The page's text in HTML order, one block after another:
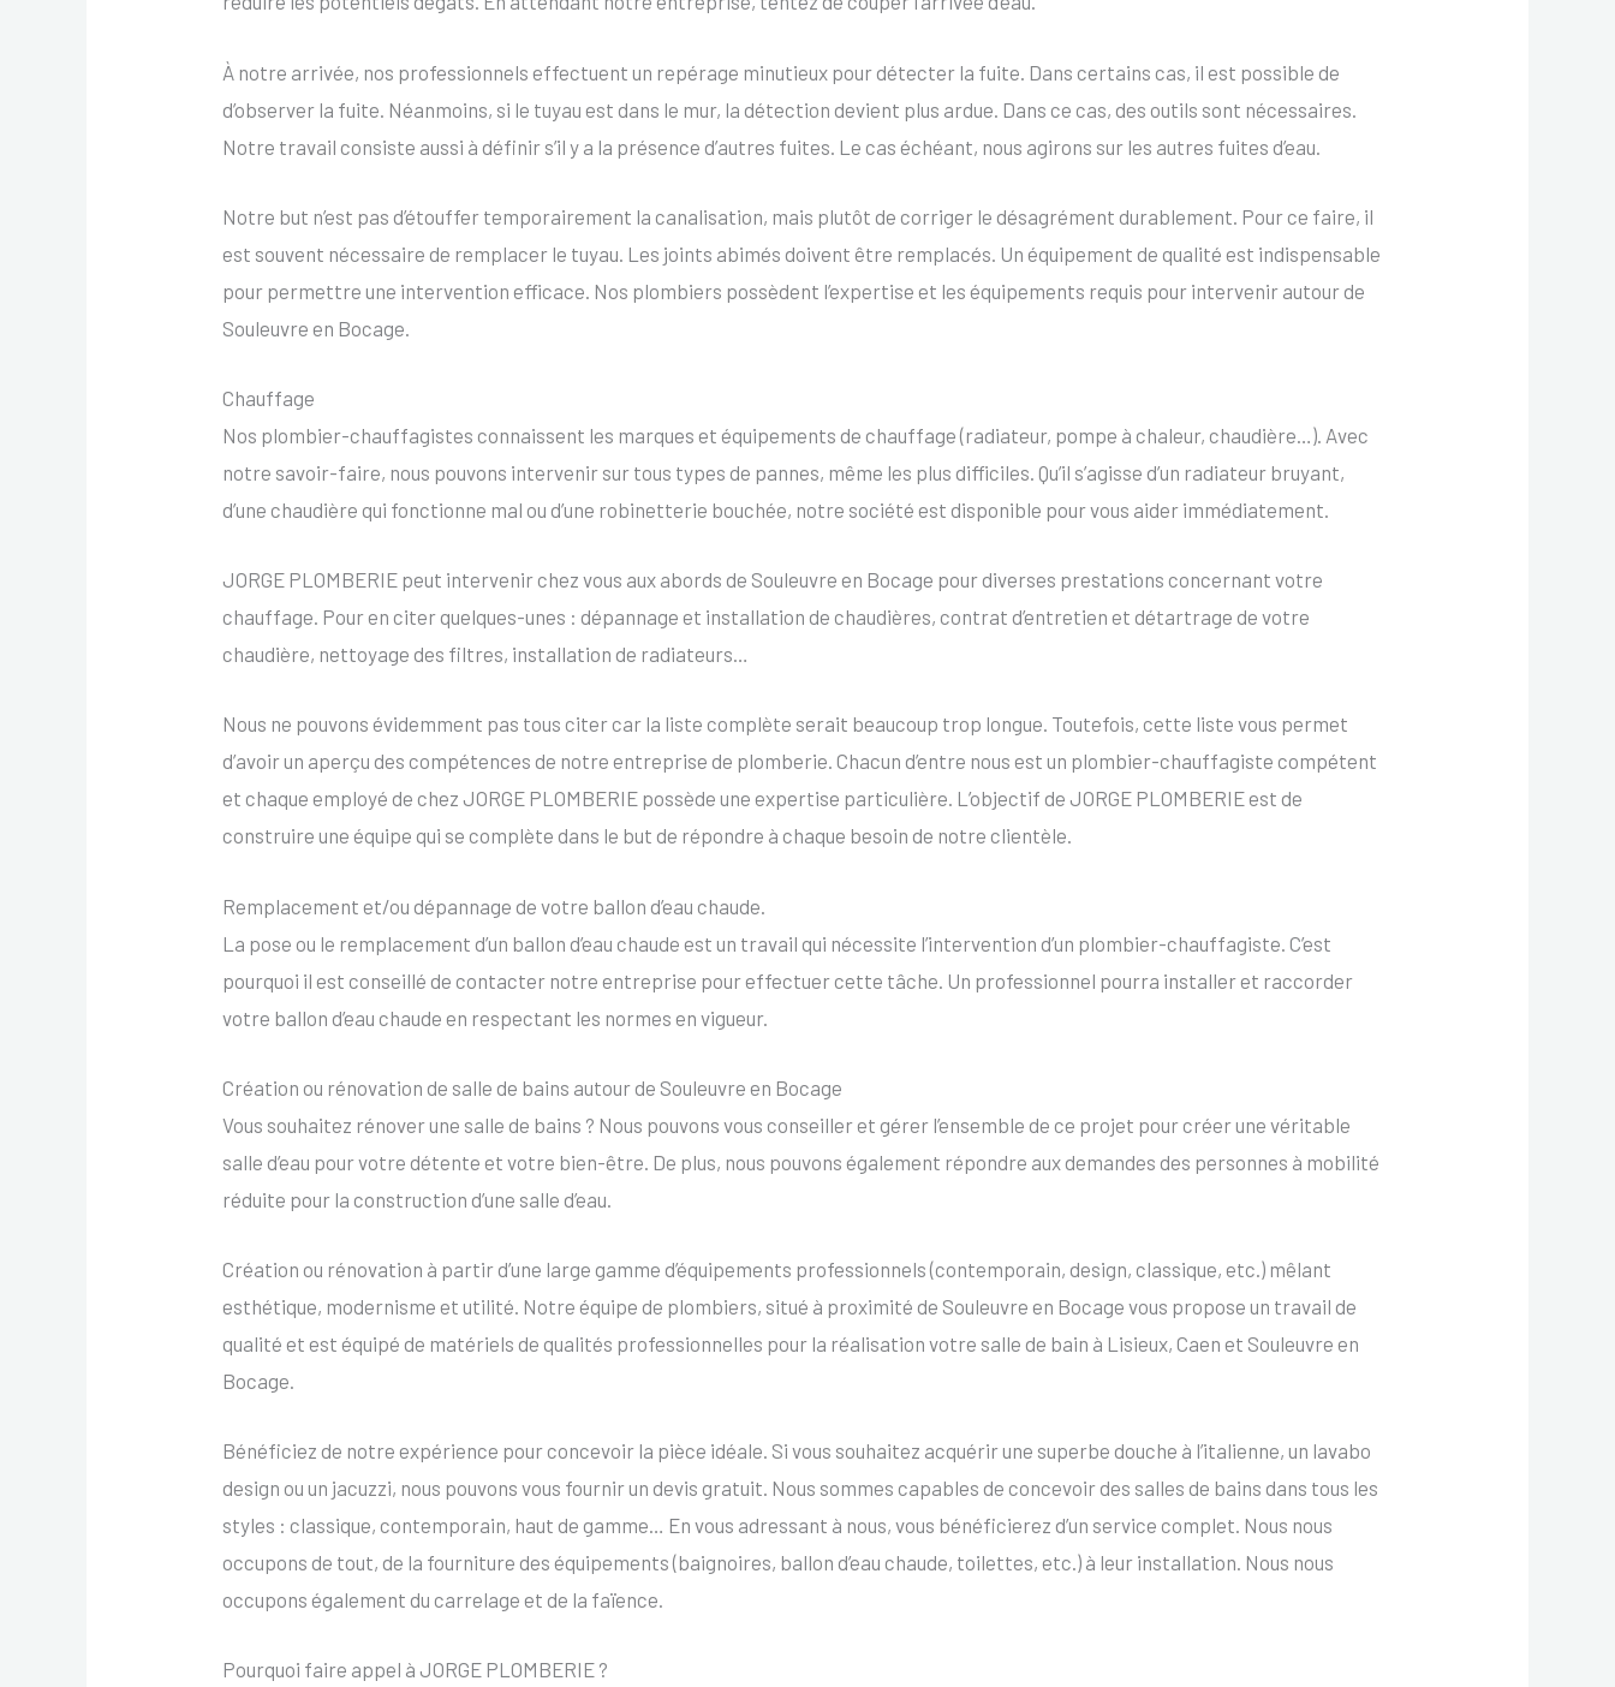
À notre arrivée, nos professionnels effectuent un repérage minutieux pour détecter la fuite. Dans certains cas, il est possible de
d’observer la fuite. Néanmoins, si le tuyau est dans le mur, la détection devient plus ardue. Dans ce cas, des outils sont nécessaires.
Notre travail consiste aussi à définir s’il y a la présence d’autres fuites. Le cas échéant, nous agirons sur les autres fuites d’eau.
Notre but n’est pas d’étouffer temporairement la canalisation, mais plutôt de corriger le désagrément durablement. Pour ce faire, il
est souvent nécessaire de remplacer le tuyau. Les joints abimés doivent être remplacés. Un équipement de qualité est indispensable
pour permettre une intervention efficace. Nos plombiers possèdent l’expertise et les équipements requis pour intervenir autour de
Souleuvre en Bocage.
Chauffage
Nos plombier-chauffagistes connaissent les marques et équipements de chauffage (radiateur, pompe à chaleur, chaudière…). Avec
notre savoir-faire, nous pouvons intervenir sur tous types de pannes, même les plus difficiles. Qu’il s’agisse d’un radiateur bruyant,
d’une chaudière qui fonctionne mal ou d’une robinetterie bouchée, notre société est disponible pour vous aider immédiatement.
JORGE PLOMBERIE peut intervenir chez vous aux abords de Souleuvre en Bocage pour diverses prestations concernant votre
chauffage. Pour en citer quelques-unes : dépannage et installation de chaudières, contrat d’entretien et détartrage de votre
chaudière, nettoyage des filtres, installation de radiateurs…
Nous ne pouvons évidemment pas tous citer car la liste complète serait beaucoup trop longue. Toutefois, cette liste vous permet
d’avoir un aperçu des compétences de notre entreprise de plomberie. Chacun d’entre nous est un plombier-chauffagiste compétent
et chaque employé de chez JORGE PLOMBERIE possède une expertise particulière. L’objectif de JORGE PLOMBERIE est de
construire une équipe qui se complète dans le but de répondre à chaque besoin de notre clientèle.
Remplacement et/ou dépannage de votre ballon d’eau chaude.
La pose ou le remplacement d’un ballon d’eau chaude est un travail qui nécessite l’intervention d’un plombier-chauffagiste. C’est
pourquoi il est conseillé de contacter notre entreprise pour effectuer cette tâche. Un professionnel pourra installer et raccorder
votre ballon d’eau chaude en respectant les normes en vigueur.
Création ou rénovation de salle de bains autour de Souleuvre en Bocage
Vous souhaitez rénover une salle de bains ? Nous pouvons vous conseiller et gérer l’ensemble de ce projet pour créer une véritable
salle d’eau pour votre détente et votre bien-être. De plus, nous pouvons également répondre aux demandes des personnes à mobilité
réduite pour la construction d’une salle d’eau.
Création ou rénovation à partir d’une large gamme d’équipements professionnels (contemporain, design, classique, etc.) mêlant
esthétique, modernisme et utilité. Notre équipe de plombiers, situé à proximité de Souleuvre en Bocage vous propose un travail de
qualité et est équipé de matériels de qualités professionnelles pour la réalisation votre salle de bain à Lisieux, Caen et Souleuvre en
Bocage.
Bénéficiez de notre expérience pour concevoir la pièce idéale. Si vous souhaitez acquérir une superbe douche à l’italienne, un lavabo
design ou un jacuzzi, nous pouvons vous fournir un devis gratuit. Nous sommes capables de concevoir des salles de bains dans tous les
styles : classique, contemporain, haut de gamme… En vous adressant à nous, vous bénéficierez d’un service complet. Nous nous
occupons de tout, de la fourniture des équipements (baignoires, ballon d’eau chaude, toilettes, etc.) à leur installation. Nous nous
occupons également du carrelage et de la faïence.
Pourquoi faire appel à JORGE PLOMBERIE ?